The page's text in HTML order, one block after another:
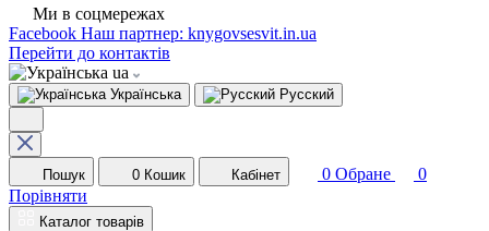
Ми в соцмережах
Facebook Наш партнер: knygovsesvit.in.ua
Перейти до контактів
ua
Українська Русский
Пошук 0 Кошик Кабінет 0 Обране
0
Порівняти
Каталог товарів